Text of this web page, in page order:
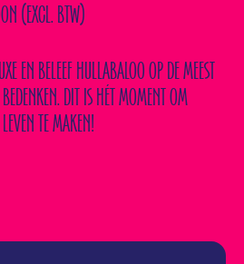
(EXCL. BTW)
EN BELEEF HULLABALOO OP DE MEEST
DIT IS HÉT MOMENT OM
TE MAKEN!